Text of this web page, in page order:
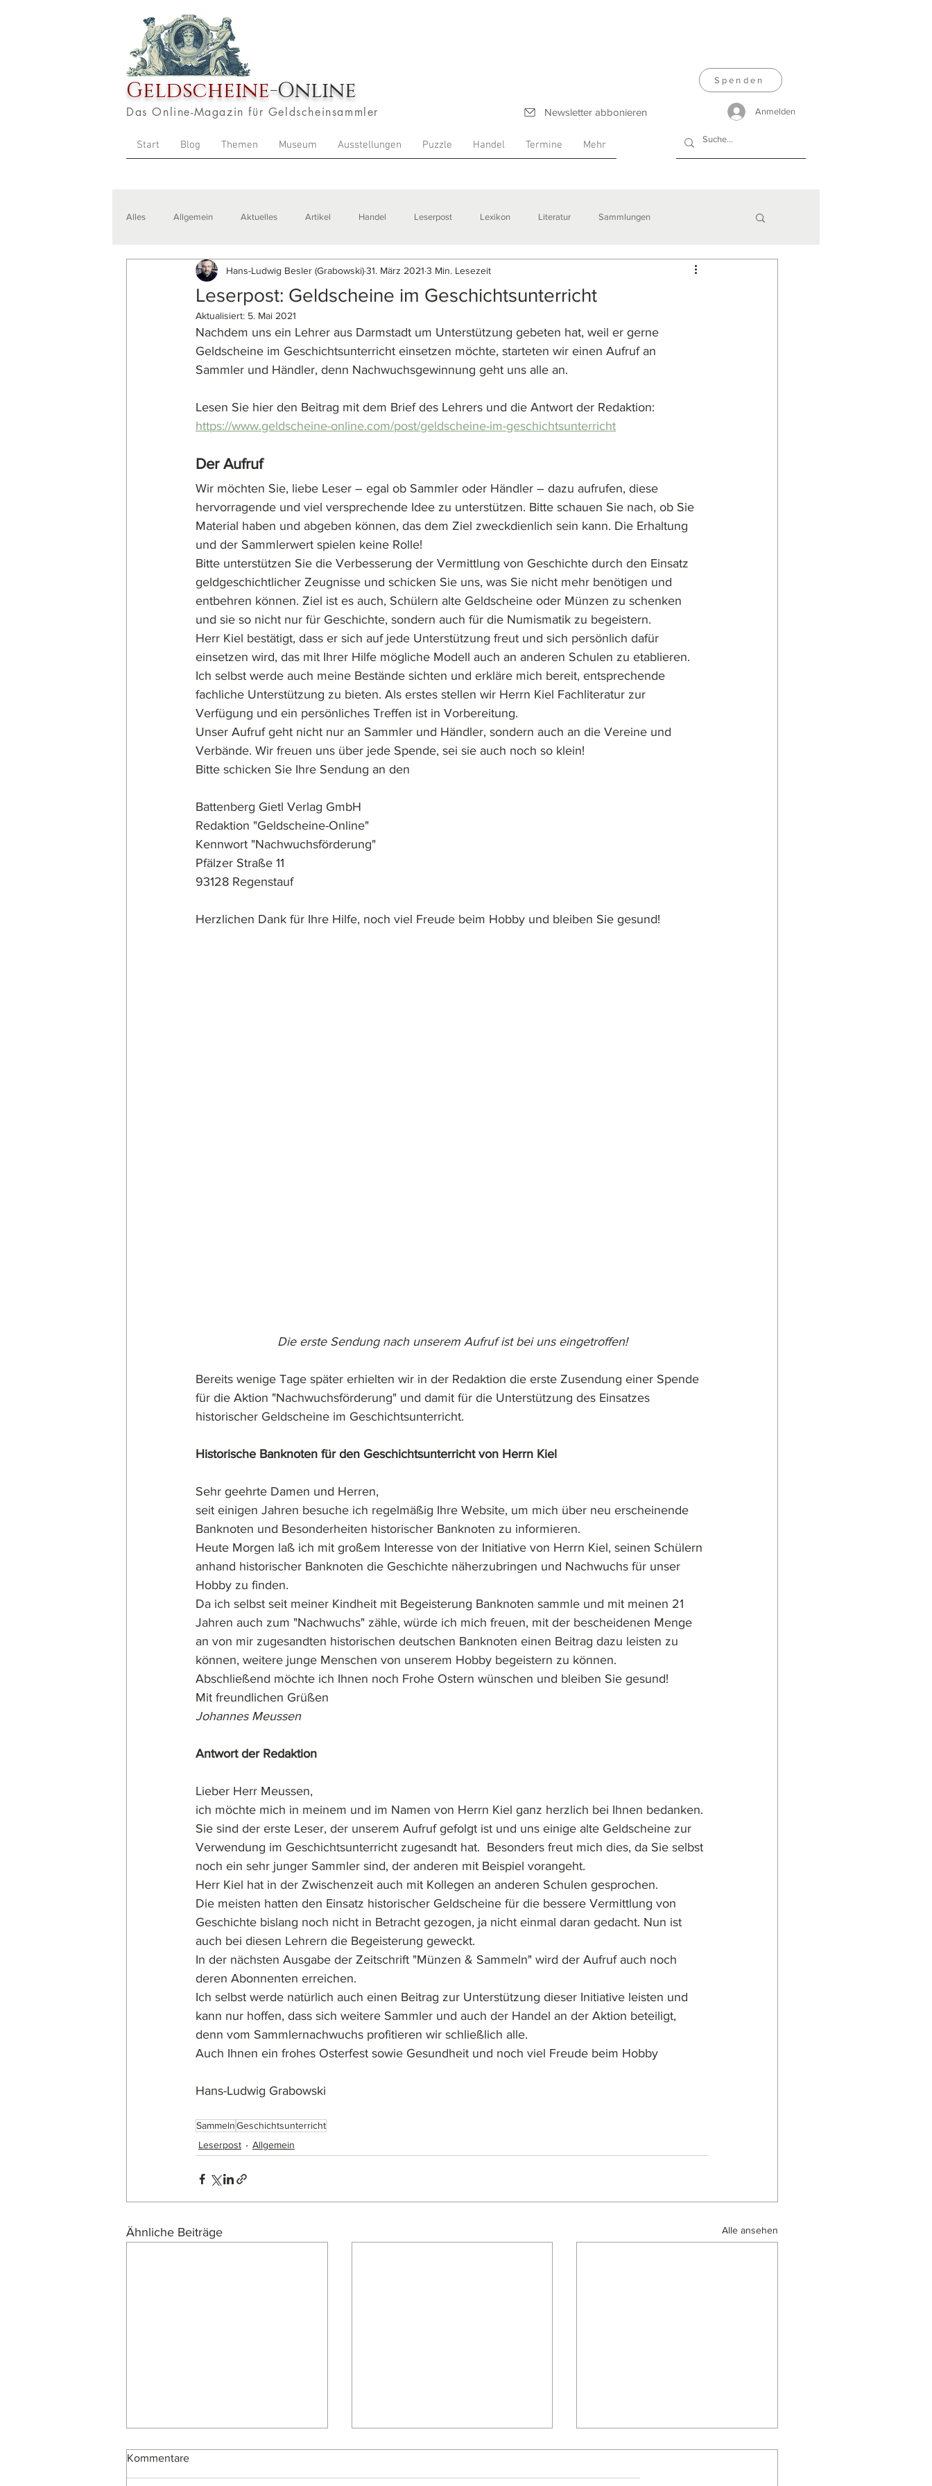
Geldscheine-Online
Das Online-Magazin für Geldscheinsammler Newsletter abbonieren
Start Blog Themen Museum Ausstellungen Puzzle Handel Termine Mehr
Spenden
Anmelden
Alles Allgemein Aktuelles Artikel Handel Leserpost Lexikon Literatur Sammlungen
Veranstaltungen Zitate Ausstellungen
Leserpost: Geldscheine im Geschichtsunterricht
Hans-Ludwig Besler (Grabowski)31. März 2021 3 Min. Lesezeit
Aktualisiert: 5. Mai 2021
Nachdem uns ein Lehrer aus Darmstadt um Unterstützung gebeten hat, weil er gerne
Geldscheine im Geschichtsunterricht einsetzen möchte, starteten wir einen Aufruf an
Sammler und Händler, denn Nachwuchsgewinnung geht uns alle an.
Lesen Sie hier den Beitrag mit dem Brief des Lehrers und die Antwort der Redaktion:
https://www.geldscheine-online.com/post/geldscheine-im-geschichtsunterricht
Der Aufruf
Wir möchten Sie, liebe Leser – egal ob Sammler oder Händler – dazu aufrufen, diese
hervorragende und viel versprechende Idee zu unterstützen. Bitte schauen Sie nach, ob Sie
Material haben und abgeben können, das dem Ziel zweckdienlich sein kann. Die Erhaltung
und der Sammlerwert spielen keine Rolle!
Bitte unterstützen Sie die Verbesserung der Vermittlung von Geschichte durch den Einsatz
geldgeschichtlicher Zeugnisse und schicken Sie uns, was Sie nicht mehr benötigen und
entbehren können. Ziel ist es auch, Schülern alte Geldscheine oder Münzen zu schenken
und sie so nicht nur für Geschichte, sondern auch für die Numismatik zu begeistern.
Herr Kiel bestätigt, dass er sich auf jede Unterstützung freut und sich persönlich dafür
einsetzen wird, das mit Ihrer Hilfe mögliche Modell auch an anderen Schulen zu etablieren.
Ich selbst werde auch meine Bestände sichten und erkläre mich bereit, entsprechende
fachliche Unterstützung zu bieten. Als erstes stellen wir Herrn Kiel Fachliteratur zur
Verfügung und ein persönliches Treffen ist in Vorbereitung.
Unser Aufruf geht nicht nur an Sammler und Händler, sondern auch an die Vereine und
Verbände. Wir freuen uns über jede Spende, sei sie auch noch so klein!
Bitte schicken Sie Ihre Sendung an den
Battenberg Gietl Verlag GmbH
Redaktion "Geldscheine-Online"
Kennwort "Nachwuchsförderung"
Pfälzer Straße 11
93128 Regenstauf
Herzlichen Dank für Ihre Hilfe, noch viel Freude beim Hobby und bleiben Sie gesund!
Die erste Sendung nach unserem Aufruf ist bei uns eingetroffen!
Bereits wenige Tage später erhielten wir in der Redaktion die erste Zusendung einer Spende
für die Aktion "Nachwuchsförderung" und damit für die Unterstützung des Einsatzes
historischer Geldscheine im Geschichtsunterricht.
Historische Banknoten für den Geschichtsunterricht von Herrn Kiel
Sehr geehrte Damen und Herren,
seit einigen Jahren besuche ich regelmäßig Ihre Website, um mich über neu erscheinende
Banknoten und Besonderheiten historischer Banknoten zu informieren.
Heute Morgen laß ich mit großem Interesse von der Initiative von Herrn Kiel, seinen Schülern
anhand historischer Banknoten die Geschichte näherzubringen und Nachwuchs für unser
Hobby zu finden.
Da ich selbst seit meiner Kindheit mit Begeisterung Banknoten sammle und mit meinen 21
Jahren auch zum "Nachwuchs" zähle, würde ich mich freuen, mit der bescheidenen Menge
an von mir zugesandten historischen deutschen Banknoten einen Beitrag dazu leisten zu
können, weitere junge Menschen von unserem Hobby begeistern zu können.
Abschließend möchte ich Ihnen noch Frohe Ostern wünschen und bleiben Sie gesund!
Mit freundlichen Grüßen
Johannes Meussen
Antwort der Redaktion
Lieber Herr Meussen,
ich möchte mich in meinem und im Namen von Herrn Kiel ganz herzlich bei Ihnen bedanken.
Sie sind der erste Leser, der unserem Aufruf gefolgt ist und uns einige alte Geldscheine zur
Verwendung im Geschichtsunterricht zugesandt hat.  Besonders freut mich dies, da Sie selbst
noch ein sehr junger Sammler sind, der anderen mit Beispiel vorangeht.
Herr Kiel hat in der Zwischenzeit auch mit Kollegen an anderen Schulen gesprochen.
Die meisten hatten den Einsatz historischer Geldscheine für die bessere Vermittlung von
Geschichte bislang noch nicht in Betracht gezogen, ja nicht einmal daran gedacht. Nun ist
auch bei diesen Lehrern die Begeisterung geweckt.
In der nächsten Ausgabe der Zeitschrift "Münzen & Sammeln" wird der Aufruf auch noch
deren Abonnenten erreichen.
Ich selbst werde natürlich auch einen Beitrag zur Unterstützung dieser Initiative leisten und
kann nur hoffen, dass sich weitere Sammler und auch der Handel an der Aktion beteiligt,
denn vom Sammlernachwuchs profitieren wir schließlich alle.
Auch Ihnen ein frohes Osterfest sowie Gesundheit und noch viel Freude beim Hobby
Hans-Ludwig Grabowski
SammelnGeschichtsunterricht
Leserpost
Allgemein
Ähnliche Beiträge Alle ansehen
Kommentare